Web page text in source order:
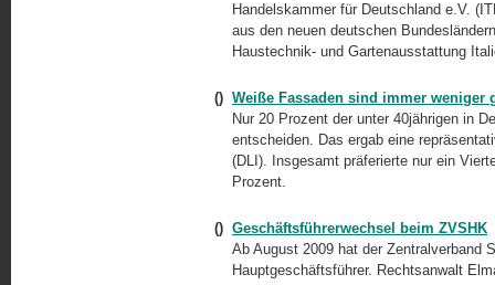
Handelskammer für Deutschland e.V.
aus den neuen deutschen
Haustechnik- und Gartenausstattung
() Weiße Fassaden sind immer weniger
Nur 20 Prozent der unter 40jährigen in
entscheiden. Das ergab eine
(DLI). Insgesamt präferierte nur ein
Prozent.
() Geschäftsführerwechsel beim ZVSHK
Ab August 2009 hat der Zentralverband
Hauptgeschäftsführer. Rechtsanwalt